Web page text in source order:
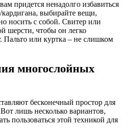
придется ненадолго избавиться
кардигана, выбирайте вещи,
носить с собой. Свитер или
шерсти, чтобы он легко
Пальто или куртка – не слишком
многослойных
бесконечный простор для
лишь несколько вариантов,
пользоваться этой техникой для